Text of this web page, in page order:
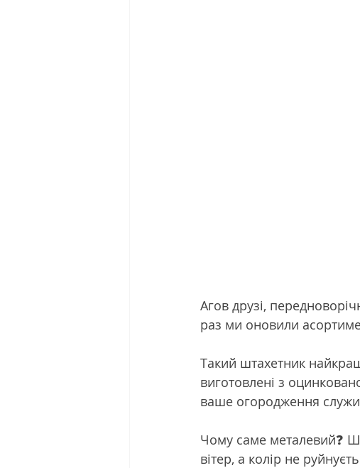
Агов друзі,
раз ми оновили
Такий штахетник
виготовлені з
ваше огородження
Чому саме металевий❓
вітер, а колір не